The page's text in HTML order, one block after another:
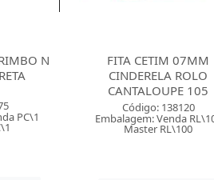
RL\100
QUADRO BRANCO
ALUMINIO 40X30
STANDARD ALUMINIO
POP
Código: 146671
Embalagem: Venda PC\1